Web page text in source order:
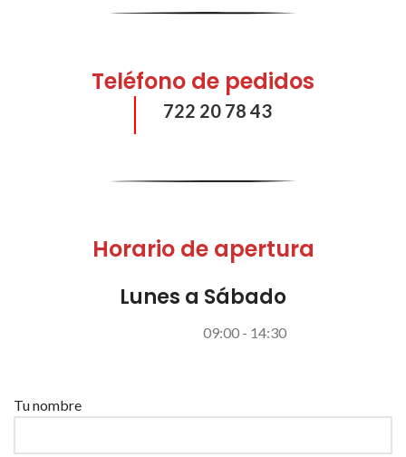
Teléfono de pedidos
722 20 78 43
Horario de apertura
Lunes a Sábado
09:00 - 14:30
Tu nombre